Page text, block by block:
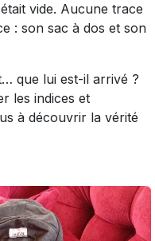
vide. Aucune trace
: son sac à dos et son
que lui est-il arrivé ?
les indices et
à découvrir la vérité